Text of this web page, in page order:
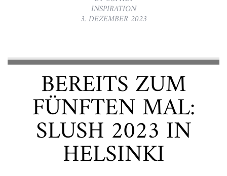
INSPIRATION
3. DEZEMBER 2023
BEREITS ZUM
FÜNFTEN MAL:
SLUSH 2023 IN
HELSINKI